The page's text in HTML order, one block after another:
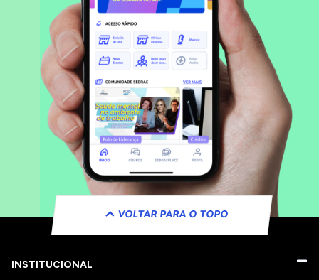
VOLTAR PARA O TOPO
INSTITUCIONAL